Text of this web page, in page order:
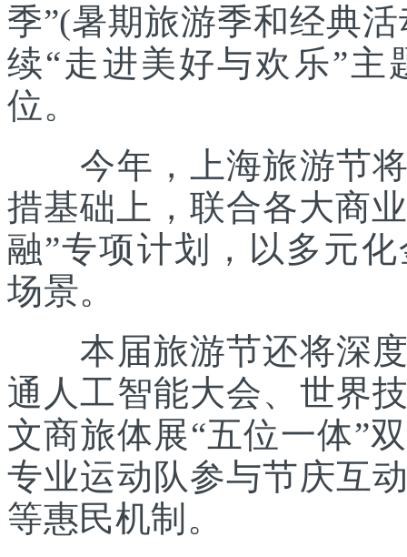
季”(暑期旅游季和经典
续“走进美好与欢乐”主
位。
今年，上海旅游节将
措基础上，联合各大商
融”专项计划，以多元
场景。
本届旅游节还将深度
通人工智能大会、世界
文商旅体展“五位一体”
专业运动队参与节庆互
等惠民机制。